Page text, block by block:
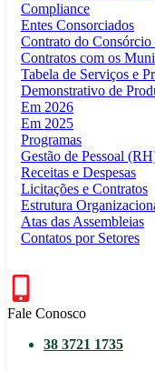
Compliance
Entes Consorciados
Contrato do
Contratos com os
Tabela de Serviços e
Demonstrativo de
Em 2026
Em 2025
Programas
Gestão de Pessoal
Receitas e Despesas
Licitações e Contratos
Estrutura
Atas das Assembleias
Contatos por Setores
Fale Conosco
38 3721 1735